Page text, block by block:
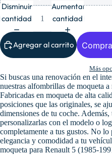
Disminuir
cantidad
Aumentar
cantidad
Agregar al carrito
Más
Si buscas una renovación en el
nuestras alfombrillas de moqueta
Fabricadas en moqueta de alta
posiciones que las originales, se
dimensiones de tu coche.
personalizarlas con el modelo o
completamente a tus gustos. No lo
elegancia y comodidad a tu
moqueta para Renault 5 (1985-